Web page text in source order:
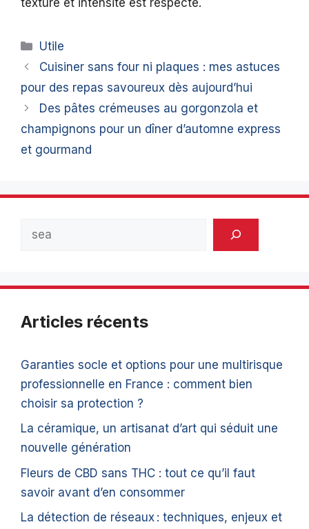
Catégories
Utile
Cuisiner sans four ni plaques : mes astuces
pour des repas savoureux dès aujourd’hui
Des pâtes crémeuses au gorgonzola et
champignons pour un dîner d’automne express
et gourmand
Articles récents
Garanties socle et options pour une multirisque
professionnelle en France : comment bien
choisir sa protection ?
La céramique, un artisanat d’art qui séduit une
nouvelle génération
Fleurs de CBD sans THC : tout ce qu’il faut
savoir avant d’en consommer
La détection de réseaux : techniques, enjeux et